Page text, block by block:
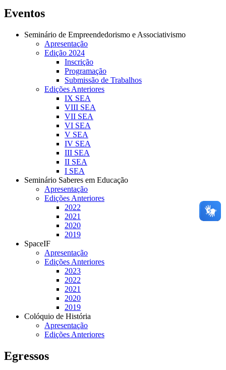
Eventos
Seminário de Empreendedorismo e Associativismo
Apresentação
Edição 2024
Inscrição
Programação
Submissão de Trabalhos
Edições Anteriores
IX SEA
VIII SEA
VII SEA
VI SEA
V SEA
IV SEA
III SEA
II SEA
I SEA
Seminário Saberes em Educação
Apresentação
Edições Anteriores
2022
2021
2020
2019
SpaceIF
Apresentação
Edições Anteriores
2023
2022
2021
2020
2019
Colóquio de História
Apresentação
Edições Anteriores
Egressos